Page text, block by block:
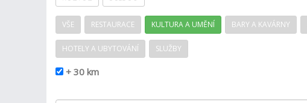
VŠE RESTAURACE KULTURA A UMĚNÍ BARY A KAVÁRNY
HOTELY A UBYTOVÁNÍ SLUŽBY
+ 30 km